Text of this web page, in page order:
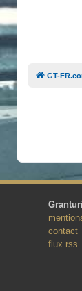
GT-
contact
flux rss